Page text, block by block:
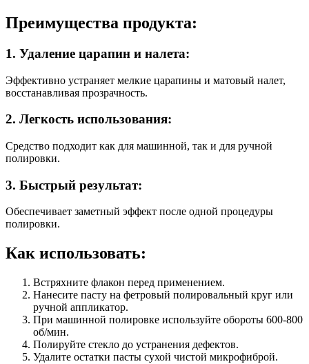
Преимущества продукта:
1. Удаление царапин и налета:
Эффективно устраняет мелкие царапины и матовый налет,
восстанавливая прозрачность.
2. Легкость использования:
Средство подходит как для машинной, так и для ручной
полировки.
3. Быстрый результат:
Обеспечивает заметный эффект после одной процедуры
полировки.
Как использовать:
Встряхните флакон перед применением.
Нанесите пасту на фетровый полировальный круг или
ручной аппликатор.
При машинной полировке используйте обороты 600-800
об/мин.
Полируйте стекло до устранения дефектов.
Удалите остатки пасты сухой чистой микрофиброй.